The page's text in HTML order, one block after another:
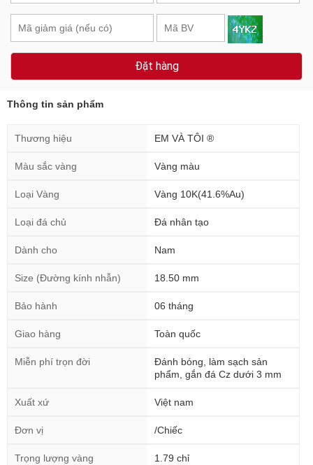
Đặt hàng
Thông tin sản phẩm
Thương hiệu EM VÀ TÔI ®
Màu sắc vàng Vàng màu
Loại Vàng Vàng 10K(41.6%Au)
Loại đá chủ Đá nhân tạo
Dành cho Nam
Size (Đường kính nhẫn) 18.50 mm
Bảo hành 06 tháng
Giao hàng Toàn quốc
Miễn phí trọn đời
Đánh bóng, làm sạch sản
phẩm, gắn đá Cz dưới 3 mm
Xuất xứ Việt nam
Đơn vị /Chiếc
Trọng lượng vàng 1.79 chỉ